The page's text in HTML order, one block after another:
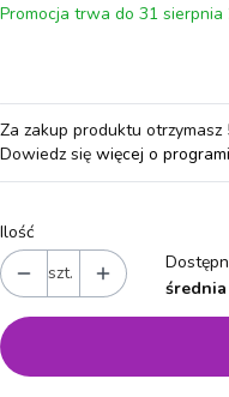
Promocja trwa do 31 sierpnia
Za zakup produktu otrzymasz
Dowiedz się więcej o
Ilość
szt.